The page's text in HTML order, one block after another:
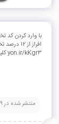
با وارد کردن کد
افراز
yon.ir/kKgr3 کلیک نمایید.
منتشر شده در 09 مرداد